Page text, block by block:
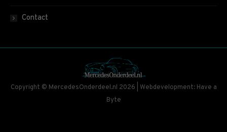
Contact
Copyright © MercedesOnderdeel.nl 2026 | Webdevelopment: Have a
Byte